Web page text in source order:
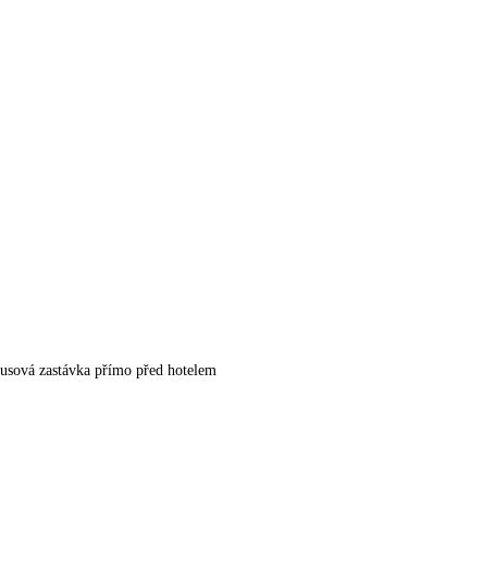
zastávka přímo před hotelem